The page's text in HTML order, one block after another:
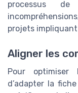
processus
projets
Aligner les
Pour
d’adapter la